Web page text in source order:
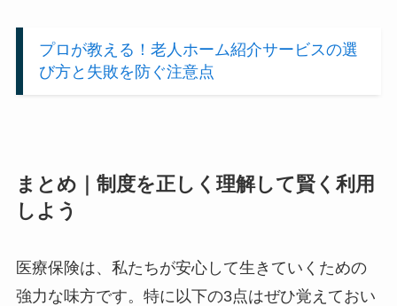
プロが教える！ 老人ホーム紹介サービスの選
び方と失敗を防ぐ注意点
まとめ｜制度を正しく理解して賢く利用
しよう
医療保険は、私たちが安心して生きていくための
強力な味方です。特に以下の3点はぜひ覚えておい